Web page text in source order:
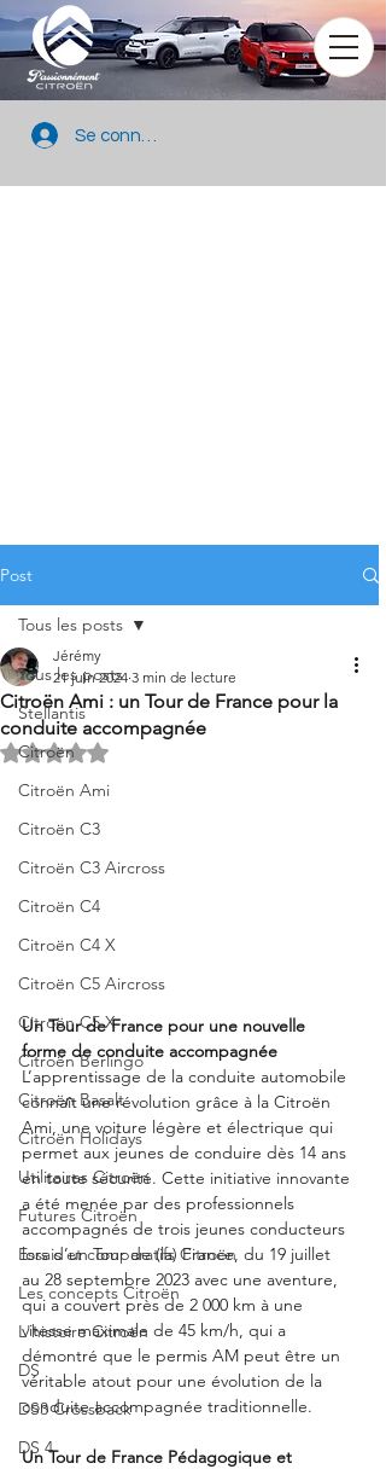
Se connecter
Post
Tous les posts
Stellantis
Citroën
Citroën Ami
Citroën C3
Citroën C3 Aircross
Citroën C4
Citroën C4 X
Citroën C5 Aircross
Citroën C5 X
Citroën Berlingo
Citroën Basalt
Citroën Holidays
Utilitaires Citroën
Futures Citroën
Essais et comparatifs Citroën
Les concepts Citroën
L'histoire Citroën
DS
DS3 Crossback
DS 4
Tous les posts
Citroën Ami : un Tour de France pour la
conduite accompagnée
Jérémy
21 juin 2024 3 min de lecture
Noté NaN étoiles sur 5.
Un Tour de France pour une nouvelle
forme de conduite accompagnée
L’apprentissage de la conduite automobile
connaît une révolution grâce à la Citroën
Ami, une voiture légère et électrique qui
permet aux jeunes de conduire dès 14 ans
en toute sécurité. Cette initiative innovante
a été menée par des professionnels
accompagnés de trois jeunes conducteurs
lors d’un Tour de (la) France, du 19 juillet
au 28 septembre 2023 avec une aventure,
qui a couvert près de 2 000 km à une
vitesse maximale de 45 km/h, qui a
démontré que le permis AM peut être un
véritable atout pour une évolution de la
conduite accompagnée traditionnelle.
Un Tour de France Pédagogique et